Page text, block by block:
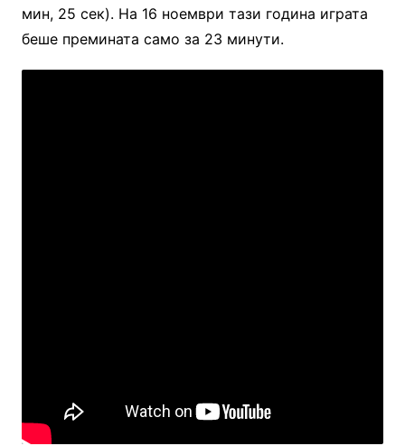
мин, 25 сек). На 16 ноември тази година играта
беше премината само за 23 минути.